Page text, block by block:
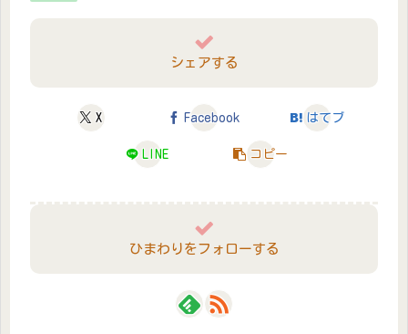
シェアする
X Facebook はてブ
LINE コピー
ひまわりをフォローする